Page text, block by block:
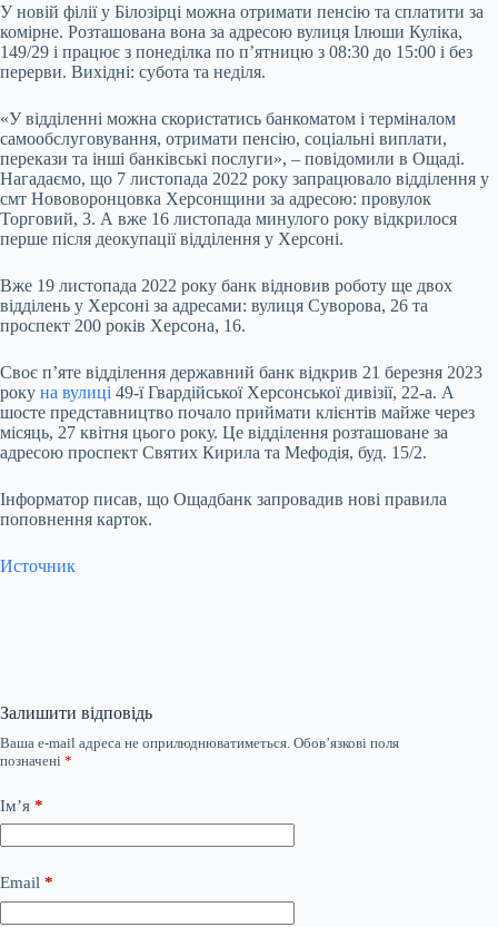
У новій філії у Білозірці можна отримати пенсію та сплатити за
комірне. Розташована вона за адресою вулиця Ілюши Куліка,
149/29 і працює з понеділка по п’ятницю з 08:30 до 15:00 і без
перерви. Вихідні: субота та неділя.
«У відділенні можна скористатись банкоматом і терміналом
самообслуговування, отримати пенсію, соціальні виплати,
перекази та інші банківські послуги», – повідомили в Ощаді.
Нагадаємо, що 7 листопада 2022 року запрацювало відділення у
смт Нововоронцовка Херсонщини за адресою: провулок
Торговий, 3. А вже 16 листопада минулого року відкрилося
перше після деокупації відділення у Херсоні.
Вже 19 листопада 2022 року банк відновив роботу ще двох
відділень у Херсоні за адресами: вулиця Суворова, 26 та
проспект 200 років Херсона, 16.
Своє п’яте відділення державний банк відкрив 21 березня 2023
року на вулиці 49-ї Гвардійської Херсонської дивізії, 22-а. А
шосте представництво почало приймати клієнтів майже через
місяць, 27 квітня цього року. Це відділення розташоване за
адресою проспект Святих Кирила та Мефодія, буд. 15/2.
Інформатор писав, що Ощадбанк запровадив нові правила
поповнення карток.
Источник
Залишити відповідь
Ваша e-mail адреса не оприлюднюватиметься. Обов’язкові поля
позначені *
Ім’я *
Email *